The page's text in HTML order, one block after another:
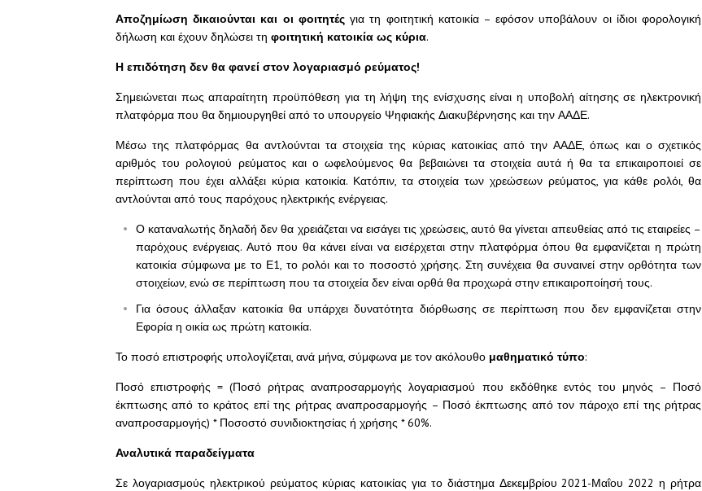
Αποζημίωση δικαιούνται και οι φοιτητέςγια τη φοιτητική κατοικία – εφόσον υποβάλουν οι ίδιοι φορολογική
δήλωση και έχουν δηλώσει τη φοιτητική κατοικία ως κύρια.
Η επιδότηση δεν θα φανεί στον λογαριασμό ρεύματος!
Σημειώνεται πως απαραίτητη προϋπόθεση για τη λήψη της ενίσχυσης είναι η υποβολή αίτησης σε ηλεκτρονική
πλατφόρμα που θα δημιουργηθεί από το υπουργείο Ψηφιακής Διακυβέρνησης και την ΑΑΔΕ.
Μέσω της πλατφόρμας θα αντλούνται τα στοιχεία της κύριας κατοικίας από την ΑΑΔΕ, όπως και ο σχετικός
αριθμός του ρολογιού ρεύματος και ο ωφελούμενος θα βεβαιώνει τα στοιχεία αυτά ή θα τα επικαιροποιεί σε
περίπτωση που έχει αλλάξει κύρια κατοικία. Κατόπιν, τα στοιχεία των χρεώσεων ρεύματος, για κάθε ρολόι, θα
αντλούνται από τους παρόχους ηλεκτρικής ενέργειας.
Ο καταναλωτής δηλαδή δεν θα χρειάζεται να εισάγει τις χρεώσεις, αυτό θα γίνεται απευθείας από τις εταιρείες –
παρόχους ενέργειας. Αυτό που θα κάνει είναι να εισέρχεται στην πλατφόρμα όπου θα εμφανίζεται η πρώτη
κατοικία σύμφωνα με το Ε1, το ρολόι και το ποσοστό χρήσης. Στη συνέχεια θα συναινεί στην ορθότητα των
στοιχείων, ενώ σε περίπτωση που τα στοιχεία δεν είναι ορθά θα προχωρά στην επικαιροποίησή τους.
Για όσους άλλαξαν κατοικία θα υπάρχει δυνατότητα διόρθωσης σε περίπτωση που δεν εμφανίζεται στην
Εφορία η οικία ως πρώτη κατοικία.
Το ποσό επιστροφής υπολογίζεται, ανά μήνα, σύμφωνα με τον ακόλουθο μαθηματικό τύπο:
Ποσό επιστροφής = (Ποσό ρήτρας αναπροσαρμογής λογαριασμού που εκδόθηκε εντός του μηνός – Ποσό
έκπτωσης από το κράτος επί της ρήτρας αναπροσαρμογής – Ποσό έκπτωσης από τον πάροχο επί της ρήτρας
αναπροσαρμογής) * Ποσοστό συνιδιοκτησίας ή χρήσης * 60%.
Αναλυτικά παραδείγματα
Σε λογαριασμούς ηλεκτρικού ρεύματος κύριας κατοικίας για το διάστημα Δεκεμβρίου 2021-Μαΐου 2022 η ρήτρα